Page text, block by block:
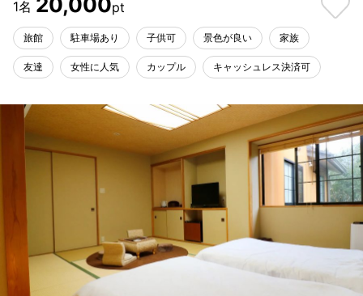
旅館 駐車場あり 子供可 景色が良い 家族
友達 女性に人気 カップル キャッシュレス決済可